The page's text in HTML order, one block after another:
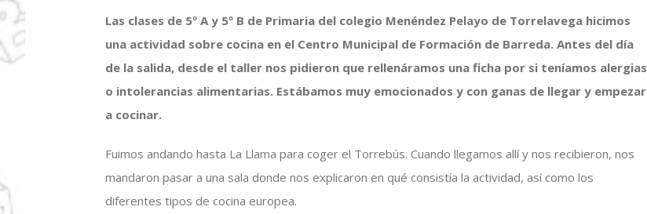
Las clases de 5º A y 5º B de Primaria del colegio Menéndez Pelayo de Torrelavega hicimos
una actividad sobre cocina en el Centro Municipal de Formación de Barreda. Antes del día
de la salida, desde el taller nos pidieron que rellenáramos una ficha por si teníamos alergias
o intolerancias alimentarias. Estábamos muy emocionados y con ganas de llegar y empezar
a cocinar.
Fuimos andando hasta La Llama para coger el Torrebús. Cuando llegamos allí y nos recibieron, nos
mandaron pasar a una sala donde nos explicaron en qué consistía la actividad, así como los
diferentes tipos de cocina europea.